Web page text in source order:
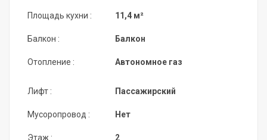
Площадь кухни :
Балкон :
Отопление :
11,4 м²
Балкон
Автономное газ
Лифт :
Мусоропровод :
Этаж :
Пассажирский
Нет
2